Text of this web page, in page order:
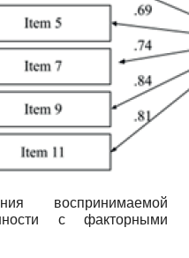
воспринимаемой
с факторными